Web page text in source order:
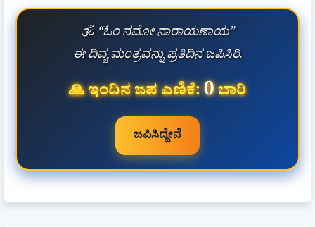
🕉️ “ಓಂ ನಮೋ ನಾರಾಯಣಾಯ”
ಈ ದಿವ್ಯ ಮಂತ್ರವನ್ನು ಪ್ರತಿದಿನ ಜಪಿಸಿರಿ.
🙏 ಇಂದಿನ ಜಪ ಎಣಿಕೆ:0ಬಾರಿ
ಜಪಿಸಿದ್ದೇನೆ